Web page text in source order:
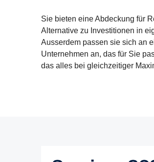
Sie bieten eine Abdeckung für
Alternative zu Investitionen in
Ausserdem passen sie sich an
Unternehmen an, das für Sie
das alles bei gleichzeitiger